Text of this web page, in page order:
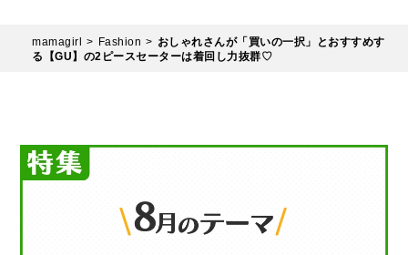
mamagirl Fashion
おしゃれさんが「買いの一択」とおすすめす
る【GU】の2ピースセーターは着回し力抜群♡